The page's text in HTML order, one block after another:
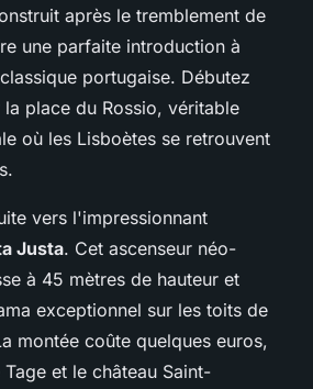
après le tremblement de
une parfaite introduction à
portugaise. Débutez
place du Rossio, véritable
où les Lisboètes se retrouvent
vers l'impressionnant
Justa. Cet ascenseur néo-
à 45 mètres de hauteur et
exceptionnel sur les toits de
montée coûte quelques euros,
et le château Saint-